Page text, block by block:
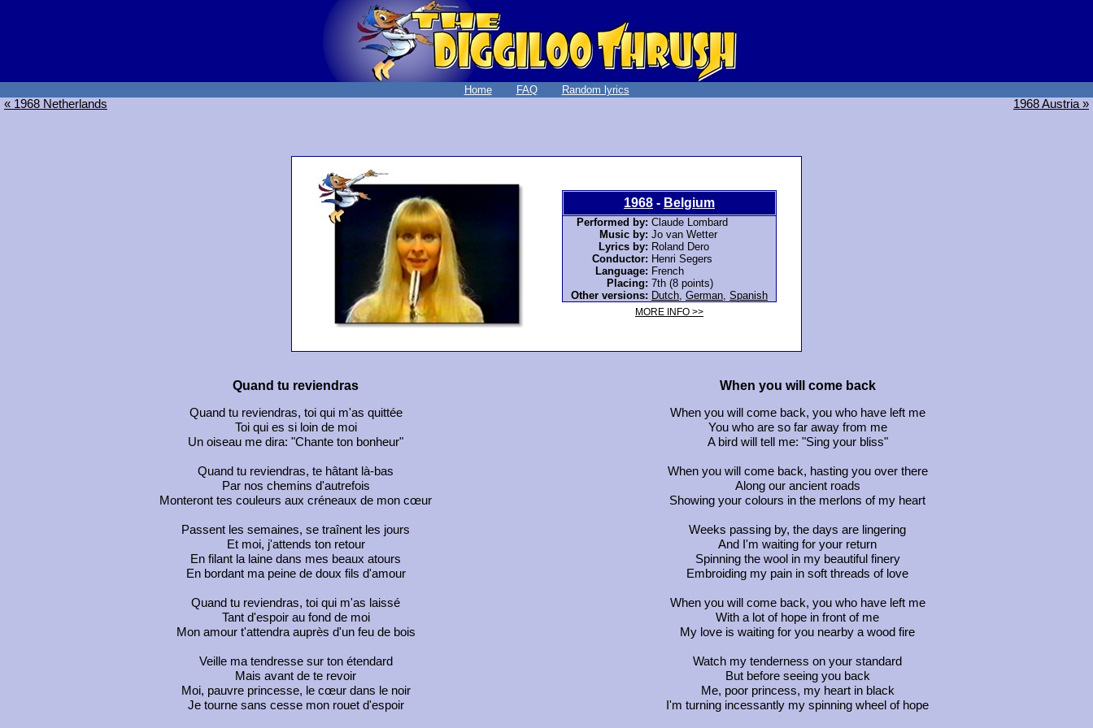
Home FAQ Random lyrics
« 1968 Netherlands 1968 Austria »
1968 - Belgium
Performed by: Claude Lombard
Music by: Jo van Wetter
Lyrics by: Roland Dero
Conductor: Henri Segers
Language: French
Placing: 7th (8 points)
Other versions: Dutch German Spanish
MORE INFO >>
Quand tu reviendras When you will come back
Quand tu reviendras, toi qui m'as quittée
When you will come back, you who have left me
Toi qui es si loin de moi
You who are so far away from me
Un oiseau me dira: "Chante ton bonheur"
A bird will tell me: "Sing your bliss"
Quand tu reviendras, te hâtant là-bas
When you will come back, hasting you over there
Par nos chemins d'autrefois
Along our ancient roads
Monteront tes couleurs aux créneaux de mon cœur
Showing your colours in the merlons of my heart
Passent les semaines, se traînent les jours
Weeks passing by, the days are lingering
Et moi, j'attends ton retour
And I'm waiting for your return
En filant la laine dans mes beaux atours
Spinning the wool in my beautiful finery
En bordant ma peine de doux fils d'amour
Embroiding my pain in soft threads of love
Quand tu reviendras, toi qui m'as laissé
When you will come back, you who have left me
Tant d'espoir au fond de moi
With a lot of hope in front of me
Mon amour t'attendra auprès d'un feu de bois
My love is waiting for you nearby a wood fire
Veille ma tendresse sur ton étendard
Watch my tenderness on your standard
Mais avant de te revoir
But before seeing you back
Moi, pauvre princesse, le cœur dans le noir
Me, poor princess, my heart in black
Je tourne sans cesse mon rouet d'espoir
I'm turning incessantly my spinning wheel of hope